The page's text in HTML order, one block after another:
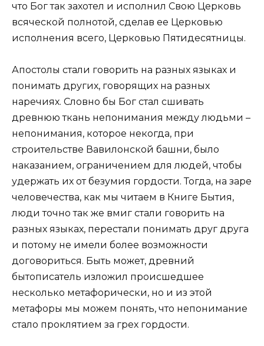
что Бог так захотел и исполнил Свою Церковь
всяческой полнотой, сделав ее Церковью
исполнения всего, Церковью Пятидесятницы.
Апостолы стали говорить на разных языках и
понимать других, говорящих на разных
наречиях. Словно бы Бог стал сшивать
древнюю ткань непонимания между людьми –
непонимания, которое некогда, при
строительстве Вавилонской башни, было
наказанием, ограничением для людей, чтобы
удержать их от безумия гордости. Тогда, на заре
человечества, как мы читаем в Книге Бытия,
люди точно так же вмиг стали говорить на
разных языках, перестали понимать друг друга
и потому не имели более возможности
договориться. Быть может, древний
бытописатель изложил происшедшее
несколько метафорически, но и из этой
метафоры мы можем понять, что непонимание
стало проклятием за грех гордости.